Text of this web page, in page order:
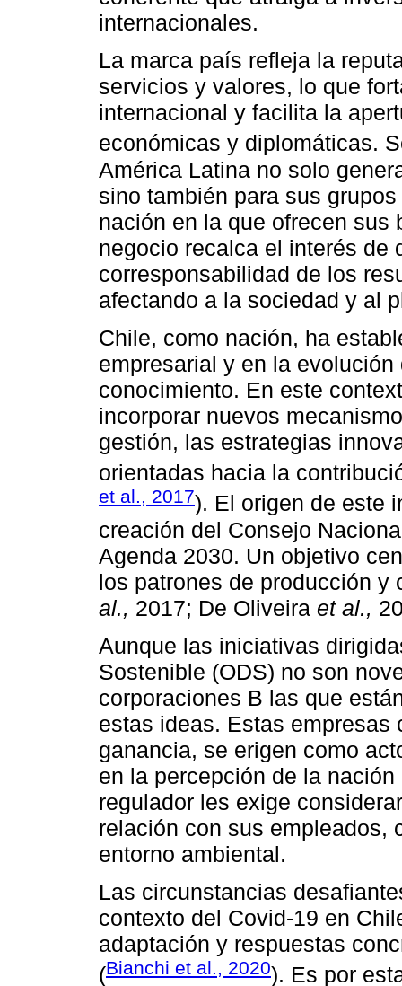
internacionales.
La marca país refleja la
servicios y valores, lo que
internacional y facilita la
económicas y diplomáticas.
América Latina no solo
sino también para sus
nación en la que ofrecen
negocio recalca el interés de
corresponsabilidad de los
afectando a la sociedad y al
Chile, como nación, ha
empresarial y en la
conocimiento. En este
incorporar nuevos
gestión, las estrategias
orientadas hacia la
et al., 2017). El origen de este
creación del Consejo
Agenda 2030. Un objetivo
los patrones de producción
al., 2017; De Oliveira et al.,
Aunque las iniciativas
Sostenible (ODS) no son
corporaciones B las que
estas ideas. Estas empresas
ganancia, se erigen como
en la percepción de la
regulador les exige
relación con sus empleados,
entorno ambiental.
Las circunstancias
contexto del Covid-19 en
adaptación y respuestas
(Bianchi et al., 2020). Es por